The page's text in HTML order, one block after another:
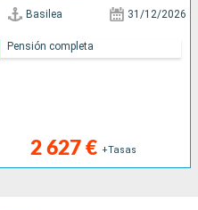
Basilea 31/12/2026
2 627 € +Tasas
Pensión completa